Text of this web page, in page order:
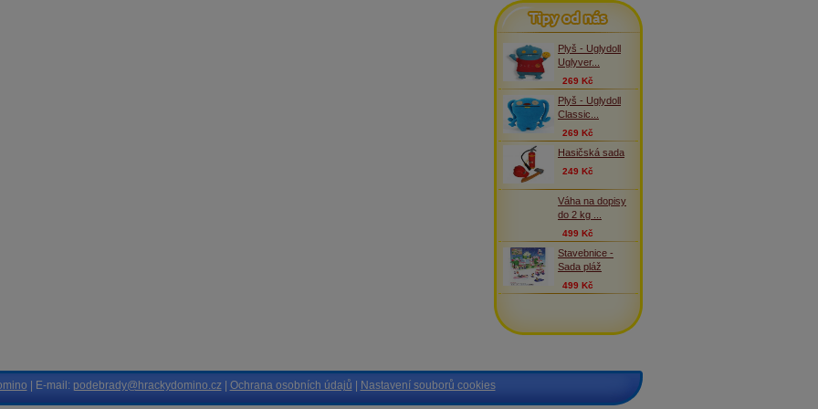
Tipy od nás
Plyš - Uglydoll
Uglyver...
269 Kč
Plyš - Uglydoll
Classic...
269 Kč
Hasičská sada
249 Kč
Váha na dopisy
do 2 kg ...
499 Kč
Stavebnice -
Sada pláž
499 Kč
| E-mail: podebrady@hrackydomino.cz| Ochrana osobních údajů Nastavení souborů cookies